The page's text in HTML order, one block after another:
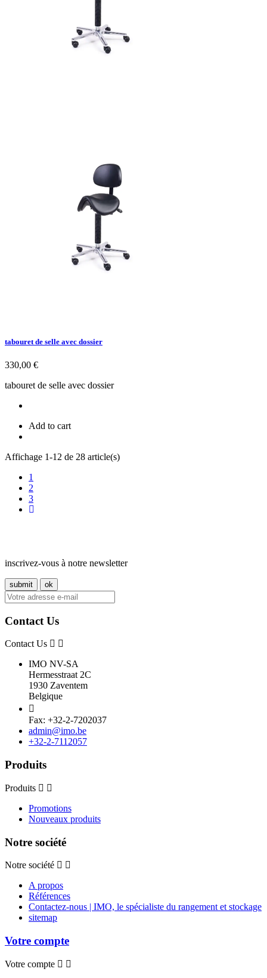
tabouret de selle avec dossier
Prix
330,00 €
tabouret de selle avec dossier
Add to cart
Affichage 1-12 de 28 article(s)
1
2
3
inscrivez-vous à notre newsletter
Contact Us
Contact Us
IMO NV-SA
Hermesstraat 2C
1930 Zaventem
Belgique

Fax: +32-2-7202037
admin@imo.be
+32-2-7112057
Produits
Produits
Promotions
Nouveaux produits
Notre société
Notre société
A propos
Références
Contactez-nous | IMO, le spécialiste du rangement et stockage
sitemap
Votre compte
Votre compte